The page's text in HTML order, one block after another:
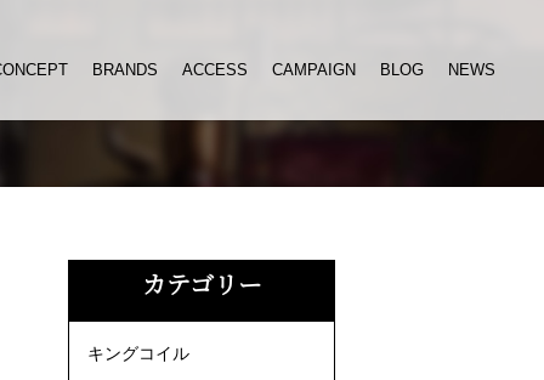
BRANDS ACCESS CAMPAIGN BLOG NEWS
カテゴリー
キングコイル